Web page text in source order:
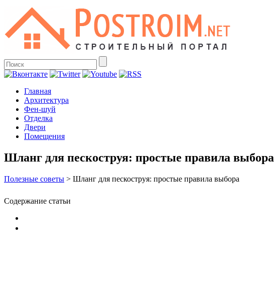
Главная
Архитектура
Фен-шуй
Отделка
Двери
Помещения
Шланг для пескоструя: простые правила выбора
Полезные советы > Шланг для пескоструя: простые правила выбора
Содержание статьи